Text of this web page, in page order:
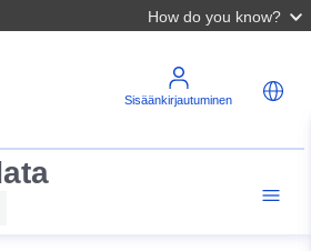
How do you know?
Sisäänkirjautuminen